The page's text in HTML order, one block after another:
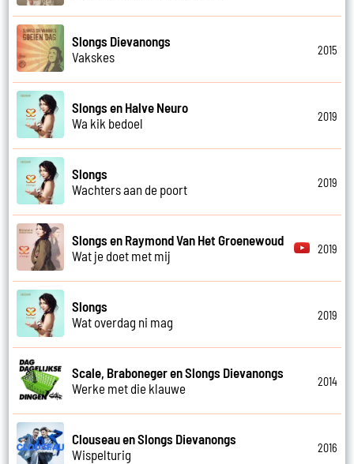
Slongs Dievanongs
Vakskes
2015
Slongs en Halve Neuro
Wa kik bedoel
2019
Slongs
Wachters aan de poort
2019
Slongs en Raymond Van Het Groenewoud
Wat je doet met mij
2019
Slongs
Wat overdag ni mag
2019
Scale, Braboneger en Slongs Dievanongs
Werke met die klauwe
2014
Clouseau en Slongs Dievanongs
Wispelturig
2016